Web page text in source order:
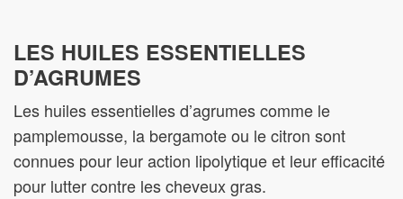
LES HUILES ESSENTIELLES
D’AGRUMES
Les huiles essentielles d’agrumes comme le
pamplemousse, la bergamote ou le citron sont
connues pour leur action lipolytique et leur efficacité
pour lutter contre les cheveux gras.